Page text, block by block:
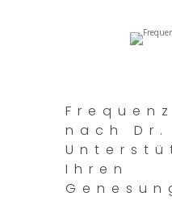
nach Dr.
Ihren